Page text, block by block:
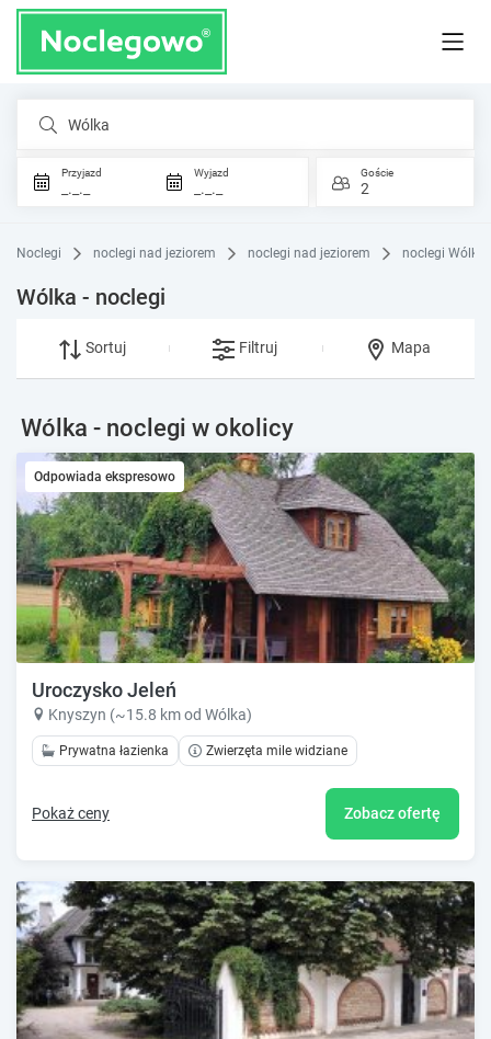
Wólka
Przyjazd
_._._
Wyjazd
_._._
Goście
2
Noclegi noclegi nad jeziorem noclegi nad jeziorem noclegi Wólka
Wólka - noclegi
Sortuj Filtruj Mapa
Wólka - noclegi w okolicy
Odpowiada ekspresowo
Uroczysko Jeleń
Knyszyn (~15.8 km od Wólka)
Prywatna łazienka Zwierzęta mile widziane
Pokaż ceny Zobacz ofertę